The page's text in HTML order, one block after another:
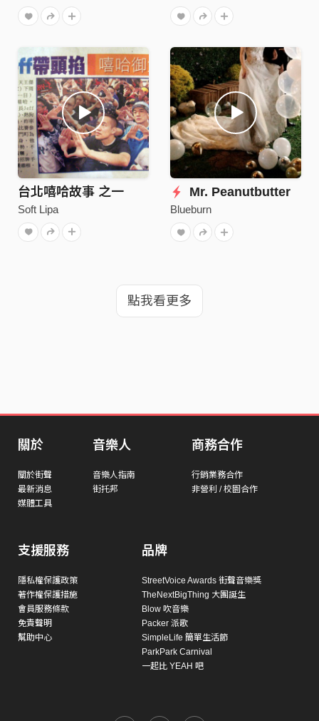
台北嘻哈故事 之一
Soft Lipa
Mr. Peanutbutter
Blueburn
點我看更多
關於
關於街聲
最新消息
媒體工具
音樂人
音樂人指南
街托邦
商務合作
行銷業務合作
非營利 / 校園合作
支援服務
隱私權保護政策
著作權保護措施
會員服務條款
免責聲明
幫助中心
品牌
StreetVoice Awards 街聲音樂獎
TheNextBigThing 大團誕生
Blow 吹音樂
Packer 派歌
SimpleLife 簡單生活節
ParkPark Carnival
一起比 YEAH 吧